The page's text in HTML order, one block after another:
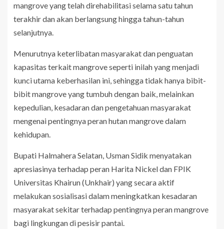
mangrove yang telah direhabilitasi selama satu tahun
terakhir dan akan berlangsung hingga tahun-tahun
selanjutnya.
Menurutnya keterlibatan masyarakat dan penguatan
kapasitas terkait mangrove seperti inilah yang menjadi
kunci utama keberhasilan ini, sehingga tidak hanya bibit-
bibit mangrove yang tumbuh dengan baik, melainkan
kepedulian, kesadaran dan pengetahuan masyarakat
mengenai pentingnya peran hutan mangrove dalam
kehidupan.
Bupati Halmahera Selatan, Usman Sidik menyatakan
apresiasinya terhadap peran Harita Nickel dan FPIK
Universitas Khairun (Unkhair) yang secara aktif
melakukan sosialisasi dalam meningkatkan kesadaran
masyarakat sekitar terhadap pentingnya peran mangrove
bagi lingkungan di pesisir pantai.